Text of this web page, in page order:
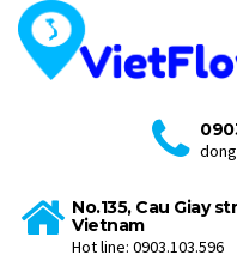
No.135, Cau Giay
Vietnam
Hot line: 0903.103.596